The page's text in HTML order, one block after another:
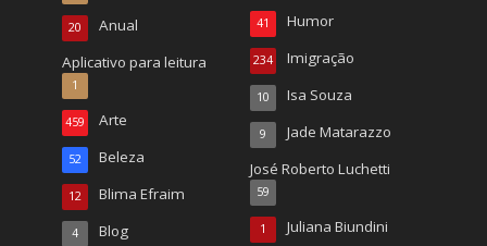
Anual
20
Aplicativo para leitura
1
Arte
459
Beleza
52
Blima Efraim
12
Blog
4
Humor
41
Imigração
234
Isa Souza
10
Jade Matarazzo
9
José Roberto Luchetti
59
Juliana Biundini
1